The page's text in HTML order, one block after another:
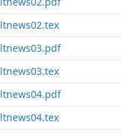
ltnews02.tex
ltnews03.pdf
ltnews03.tex
ltnews04.pdf
ltnews04.tex